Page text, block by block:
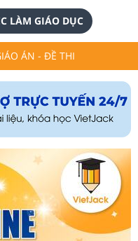
LÀM GIÁO DỤC
ÁN - ĐỀ THI